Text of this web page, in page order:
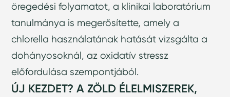
öregedési folyamatot, a klinikai laboratórium
tanulmánya is megerősítette, amely a
chlorella használatának hatását vizsgálta a
dohányosoknál, az oxidatív stressz
előfordulása szempontjából.
ÚJ KEZDET? A ZÖLD ÉLELMISZEREK,